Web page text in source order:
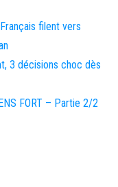
filent vers
3 décisions choc dès
FORT – Partie 2/2